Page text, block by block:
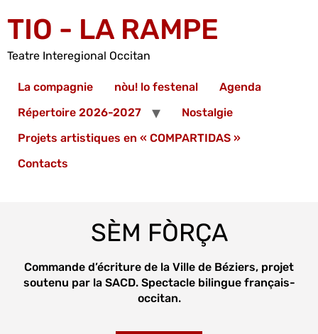
TIO - LA RAMPE
Teatre Interegional Occitan
La compagnie nòu! lo festenal
Agenda
Répertoire 2026-2027
Nostalgie
Projets artistiques en « COMPARTIDAS »
Contacts
SÈM FÒRÇA
Commande d’écriture de la Ville de Béziers, projet
soutenu par la SACD. Spectacle bilingue français-
occitan.